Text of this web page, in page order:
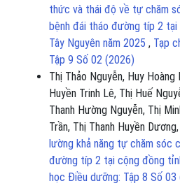
thức và thái độ về tự chăm
bệnh đái tháo đường típ 2 tại
Tây Nguyên năm 2025 , Tạp
Tập 9 Số 02 (2026)
Thị Thảo Nguyễn, Huy Hoàng
Huyền Trinh Lê, Thị Huế
Thanh Hường Nguyễn, Thị
Trần, Thị Thanh Huyền Dương,
lường khả năng tự chăm sóc
đường típ 2 tại cộng đồng
học Điều dưỡng: Tập 8 Số 03